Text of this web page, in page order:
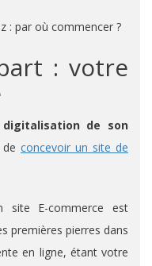
: par où commencer ?
: votre
digitalisation de son
concevoir un site de
site E-commerce est
premières pierres dans
en ligne, étant votre